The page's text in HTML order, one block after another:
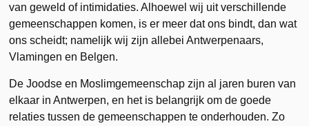
van geweld of intimidaties. Alhoewel wij uit verschillende
gemeenschappen komen, is er meer dat ons bindt, dan wat
ons scheidt; namelijk wij zijn allebei Antwerpenaars,
Vlamingen en Belgen.
De Joodse en Moslimgemeenschap zijn al jaren buren van
elkaar in Antwerpen, en het is belangrijk om de goede
relaties tussen de gemeenschappen te onderhouden. Zo